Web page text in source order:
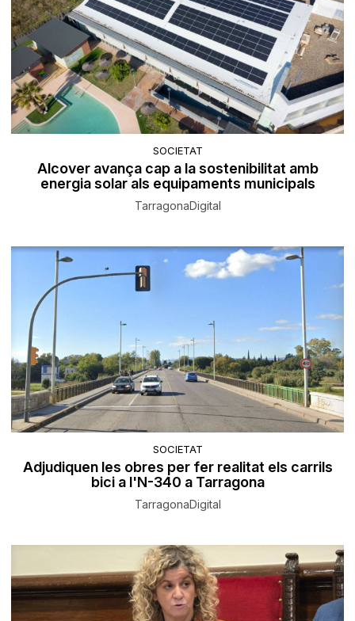
SOCIETAT
Alcover avança cap a la sostenibilitat amb
energia solar als equipaments municipals
TarragonaDigital
SOCIETAT
Adjudiquen les obres per fer realitat els carrils
bici a l'N-340 a Tarragona
TarragonaDigital